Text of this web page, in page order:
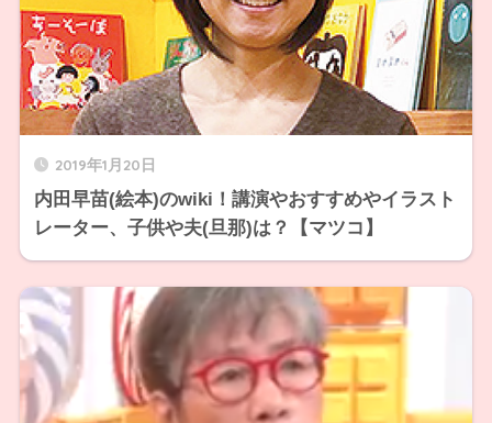
2019年1月20日
内田早苗(絵本)のwiki！講演やおすすめやイラスト
レーター、子供や夫(旦那)は？【マツコ】